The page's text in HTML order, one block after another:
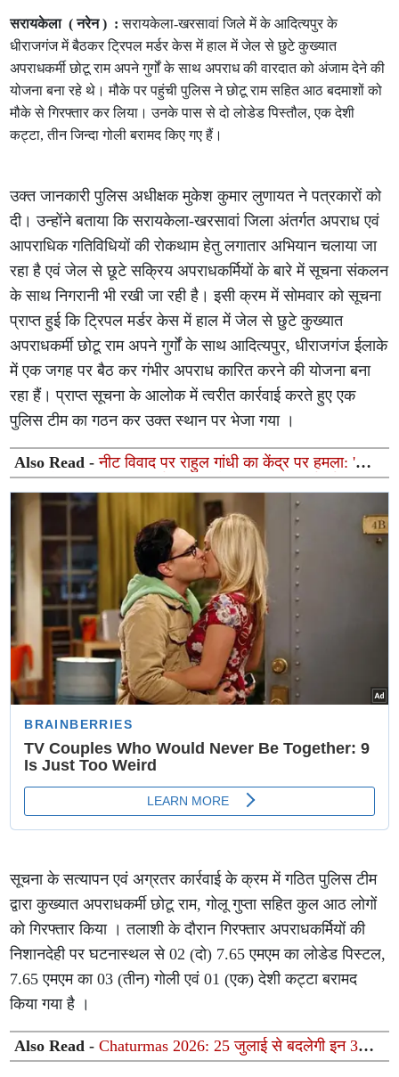
सरायकेला ( नरेन ) : सरायकेला-खरसावां जिले में के आदित्यपुर के
धीराजगंज में बैठकर ट्रिपल मर्डर केस में हाल में जेल से छुटे कुख्यात
अपराधकर्मी छोटू राम अपने गुर्गों के साथ अपराध की वारदात को अंजाम देने की
योजना बना रहे थे। मौके पर पहुंची पुलिस ने छोटू राम सहित आठ बदमाशों को
मौके से गिरफ्तार कर लिया। उनके पास से दो लोडेड पिस्तौल, एक देशी
कट्टा, तीन जिन्दा गोली बरामद किए गए हैं।
उक्त जानकारी पुलिस अधीक्षक मुकेश कुमार लुणायत ने पत्रकारों को
दी। उन्होंने बताया कि सरायकेला-खरसावां जिला अंतर्गत अपराध एवं
आपराधिक गतिविधियों की रोकथाम हेतु लगातार अभियान चलाया जा
रहा है एवं जेल से छूटे सक्रिय अपराधकर्मियों के बारे में सूचना संकलन
के साथ निगरानी भी रखी जा रही है। इसी क्रम में सोमवार को सूचना
प्राप्त हुई कि ट्रिपल मर्डर केस में हाल में जेल से छुटे कुख्यात
अपराधकर्मी छोटू राम अपने गुर्गों के साथ आदित्यपुर, धीराजगंज ईलाके
में एक जगह पर बैठ कर गंभीर अपराध कारित करने की योजना बना
रहा हैं। प्राप्त सूचना के आलोक में त्वरीत कार्रवाई करते हुए एक
पुलिस टीम का गठन कर उक्त स्थान पर भेजा गया ।
Also Read -नीट विवाद पर राहुल गांधी का केंद्र पर हमला: 'शिक्षा
बजट से ज्यादा नीट पर खर्च, फिर भी पेपर लीक पर कार्रवाई नहीं
सूचना के सत्यापन एवं अग्रतर कार्रवाई के क्रम में गठित पुलिस टीम
द्वारा कुख्यात अपराधकर्मी छोटू राम, गोलू गुप्ता सहित कुल आठ लोगों
को गिरफ्तार किया । तलाशी के दौरान गिरफ्तार अपराधकर्मियों की
निशानदेही पर घटनास्थल से 02 (दो) 7.65 एमएम का लोडेड पिस्टल,
7.65 एमएम का 03 (तीन) गोली एवं 01 (एक) देशी कट्टा बरामद
किया गया है ।
Also Read -Chaturmas 2026: 25 जुलाई से बदलेगी इन 3
राशियों की किस्मत, करियर और कारोबार में मिलेगी बड़ी सफलता